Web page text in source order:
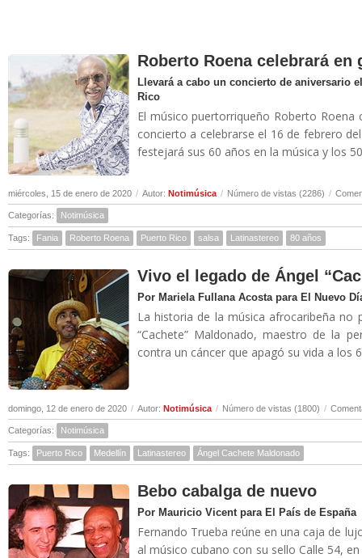
Roberto Roena celebrará en
Llevará a cabo un concierto de aniversario
Rico
El músico puertorriqueño Roberto
concierto a celebrarse el 16 de febrero
festejará sus 60 años en la música y los
miércoles, 15 de enero de 2020 / Autor: Notimúsica / Número de vistas (2286) /
Categorías: Notimúsica
Tags: Fania Roberto Roena Puerto Rico salsa Latinastereo 80 años
Vivo el legado de Ángel
Por Mariela Fullana Acosta para El Nuevo
La historia de la música afrocaribeña no
“Cachete” Maldonado, maestro de la
contra un cáncer que apagó su vida a los
domingo, 12 de enero de 2020 / Autor: Notimúsica / Número de vistas (1800) /
Categorías: Notimúsica
Tags: Puerto Rico Medellín Latinastereo Ángel Cachete Maldonado
Bebo cabalga de nuevo
Por Mauricio Vicent para El País de España
Fernando Trueba reúne en una caja de
al músico cubano con su sello Calle 54,